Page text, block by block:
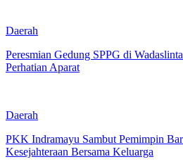
Daerah
Peresmian Gedung SPPG di
Perhatian Aparat
Daerah
PKK Indramayu Sambut Pemimpin
Kesejahteraan Bersama Keluarga